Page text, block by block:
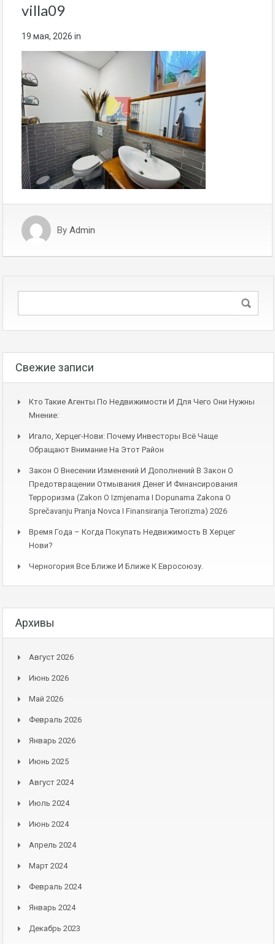
villa09
19 мая, 2026 in
By Admin
Свежие записи
Кто Такие Агенты По Недвижимости И Для Чего Они Нужны
Мнение:
Игало, Херцег-Нови: Почему Инвесторы Всё Чаще
Обращают Внимание На Этот Район
Закон О Внесении Изменений И Дополнений В Закон О
Предотвращении Отмывания Денег И Финансирования
Терроризма (Zakon O Izmjenama I Dopunama Zakona O
Sprečavanju Pranja Novca I Finansiranja Terorizma) 2026
Время Года – Когда Покупать Недвижимость В Херцег
Нови?
Черногория Все Ближе И Ближе К Евросоюзу.
Архивы
Август 2026
Июнь 2026
Май 2026
Февраль 2026
Январь 2026
Июнь 2025
Август 2024
Июль 2024
Июнь 2024
Апрель 2024
Март 2024
Февраль 2024
Январь 2024
Декабрь 2023